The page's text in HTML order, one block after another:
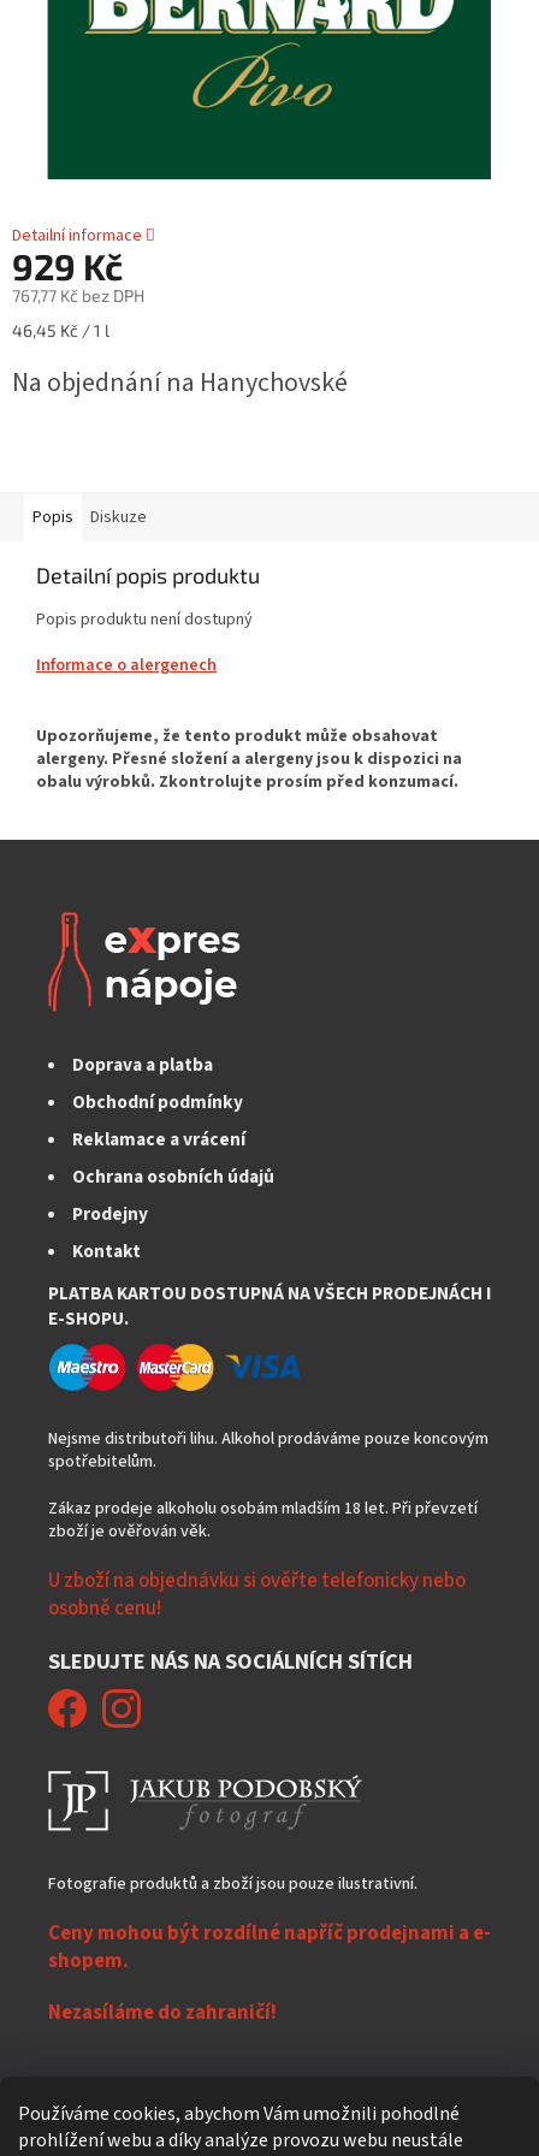
Používáme cookies, abychom Vám umožnili pohodlné
prohlížení webu a díky analýze provozu webu neustále
Detailní informace
929 Kč
767,77 Kč bez DPH
Měrná
46,45 Kč / 1 l
Na objednání na Hanychovské
Popis Diskuze
Detailní popis produktu
Popis produktu není dostupný
Informace o alergenech
Doprava a platba
Obchodní podmínky
Reklamace a vrácení
Ochrana osobních údajů
Prodejny
Kontakt
PLATBA KARTOU DOSTUPNÁ NA VŠECH PRODEJNÁCH I
E-SHOPU.
Nejsme distributoři lihu. Alkohol prodáváme pouze koncovým
spotřebitelům.
Zákaz prodeje alkoholu osobám mladším 18 let. Při převzetí
zboží je ověřován věk.
U zboží na objednávku si ověřte telefonicky nebo
osobně cenu!
SLEDUJTE NÁS NA SOCIÁLNÍCH SÍTÍCH
Fotografie produktů a zboží jsou pouze ilustrativní.
Ceny mohou být rozdílné napříč prodejnami a e-
shopem.
Nezasíláme do zahraničí!